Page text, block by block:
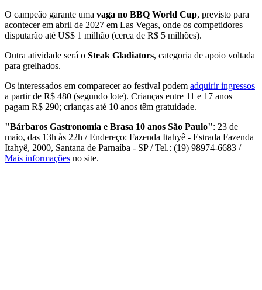
O campeão garante uma vaga no BBQ World Cup, previsto para
acontecer em abril de 2027 em Las Vegas, onde os competidores
disputarão até US$ 1 milhão (cerca de R$ 5 milhões).
Outra atividade será o Steak Gladiators, categoria de apoio voltada
para grelhados.
Os interessados em comparecer ao festival podem adquirir ingressos
a partir de R$ 480 (segundo lote). Crianças entre 11 e 17 anos
pagam R$ 290; crianças até 10 anos têm gratuidade.
"Bárbaros Gastronomia e Brasa 10 anos São Paulo": 23 de
maio, das 13h às 22h / Endereço: Fazenda Itahyê - Estrada Fazenda
Itahyê, 2000, Santana de Parnaíba - SP / Tel.: (19) 98974-6683 /
Mais informações no site.